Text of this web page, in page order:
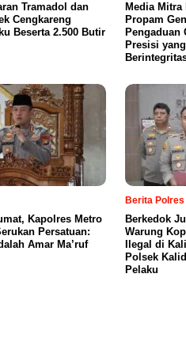
Tramadol dan
Cengkareng
Beserta 2.500 Butir
Media
Propam
Pengaduan
Presisi
Kapolres Metro
Persatuan:
Amar Ma’ruf
Berita Polres
Berkedok
Warung
Ilegal di
Polsek
Pelaku